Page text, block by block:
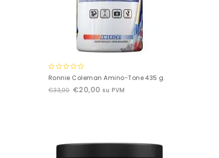
0
of
Ronnie Coleman Amino-Tone 435 g.
€33,00 €20,00 su PVM